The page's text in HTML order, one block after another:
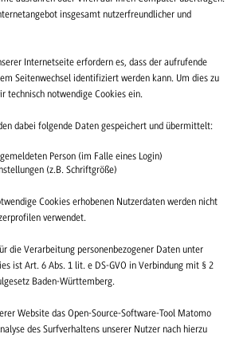
insgesamt nutzerfreundlicher und
Internetseite erfordern es, dass der aufrufende
Seitenwechsel identifiziert werden kann. Um dies zu
technisch notwendige Cookies ein.
dabei folgende Daten gespeichert und übermittelt:
Person (im Falle eines Login)
(z.B. Schriftgröße)
Cookies erhobenen Nutzerdaten werden nicht
verwendet.
die Verarbeitung personenbezogener Daten unter
ist Art. 6 Abs. 1 lit. e DS-GVO in Verbindung mit § 2
Baden-Württemberg.
Website das Open-Source-Software-Tool Matomo
des Surfverhaltens unserer Nutzer nach hierzu